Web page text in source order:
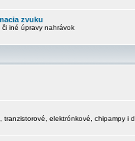
zvuku
či iné úpravy nahrávok
elektrónkové, chipampy i